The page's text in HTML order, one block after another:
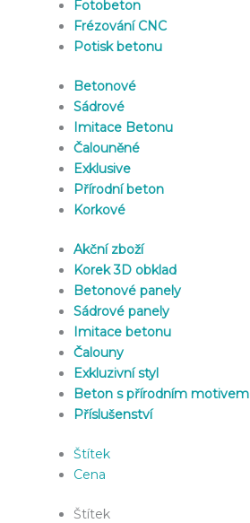
Fotobeton
Frézování CNC
Potisk betonu
Betonové
Sádrové
Imitace Betonu
Čalouněné
Exklusive
Přírodní beton
Korkové
Akční zboží
Korek 3D obklad
Betonové panely
Sádrové panely
Imitace betonu
Čalouny
Exkluzivní styl
Beton s přírodním motivem
Příslušenství
Štítek
Cena
Štítek